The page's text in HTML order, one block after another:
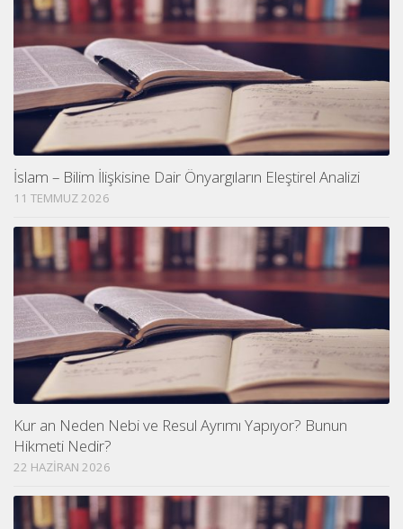
İslam – Bilim İlişkisine Dair Önyargıların Eleştirel Analizi
11 TEMMUZ 2026
Kur an Neden Nebi ve Resul Ayrımı Yapıyor? Bunun
Hikmeti Nedir?
22 HAZIRAN 2026